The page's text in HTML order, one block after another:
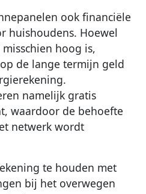
ook financiële
huishoudens. Hoewel
hoog is,
de lange termijn geld
namelijk gratis
waardoor de behoefte
netwerk wordt
te houden met
bij het overwegen